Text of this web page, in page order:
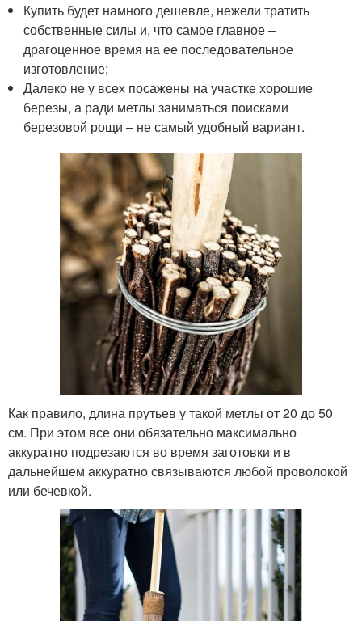
Купить будет намного дешевле, нежели тратить
собственные силы и, что самое главное –
драгоценное время на ее последовательное
изготовление;
Далеко не у всех посажены на участке хорошие
березы, а ради метлы заниматься поисками
березовой рощи – не самый удобный вариант.
Как правило, длина прутьев у такой метлы от 20 до 50
см. При этом все они обязательно максимально
аккуратно подрезаются во время заготовки и в
дальнейшем аккуратно связываются любой проволокой
или бечевкой.